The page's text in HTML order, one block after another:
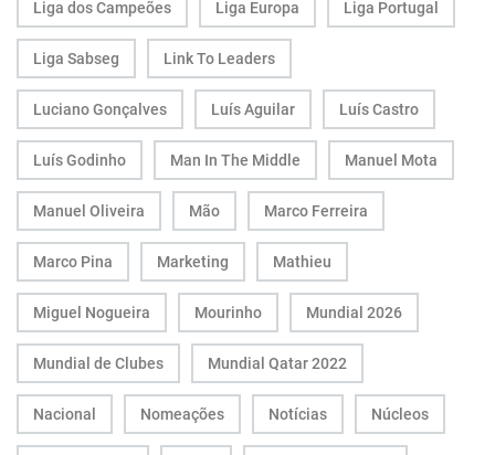
Liga dos Campeões Liga Europa Liga Portugal
Liga Sabseg Link To Leaders
Luciano Gonçalves Luís Aguilar Luís Castro
Luís Godinho Man In The Middle Manuel Mota
Manuel Oliveira Mão Marco Ferreira
Marco Pina Marketing Mathieu
Miguel Nogueira Mourinho Mundial 2026
Mundial de Clubes Mundial Qatar 2022
Nacional Nomeações Notícias Núcleos